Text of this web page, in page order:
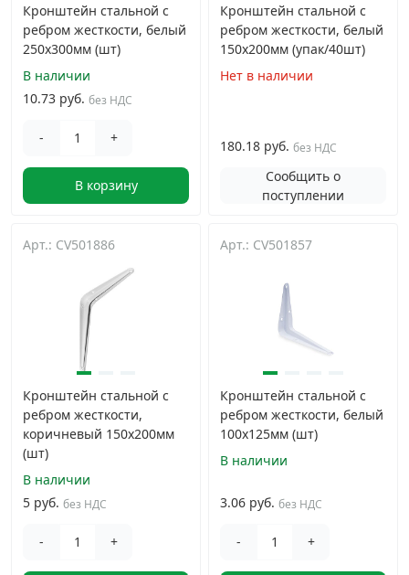
Кронштейн стальной с
ребром жесткости, белый
250x300мм (шт)
В наличии
10.73 руб. без НДС
- +
В корзину
Кронштейн стальной с
ребром жесткости, белый
150x200мм (упак/40шт)
Нет в наличии
180.18 руб. без НДС
Сообщить о
поступлении
Арт.: CV501886
Кронштейн стальной с
ребром жесткости,
коричневый 150x200мм
(шт)
В наличии
5 руб. без НДС
- +
Арт.: CV501857
Кронштейн стальной с
ребром жесткости, белый
100x125мм (шт)
В наличии
3.06 руб. без НДС
- +